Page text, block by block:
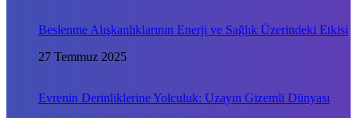
Beslenme Alışkanlıklarının Enerji ve Sağlık Üzerindeki Etkisi
27 Temmuz 2025
Evrenin Derinliklerine Yolculuk: Uzayın Gizemli Dünyası